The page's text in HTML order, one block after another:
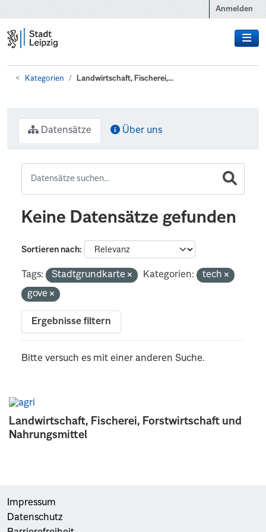
Anmelden
Kategorien Landwirtschaft, Fischerei,...
Landwirtschaft, Fischerei, Forstwirtschaft und
Nahrungsmittel
Datensätze Über uns
Keine Datensätze gefunden
Sortieren nach
Tags: Stadtgrundkarte Kategorien:
tech
gove
Ergebnisse filtern
Bitte versuch es mit einer anderen Suche.
Impressum
Datenschutz